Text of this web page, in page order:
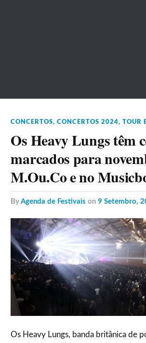
CONCERTOS,CONCERTOS 2024,TOUR
Os Heavy Lungs têm
marcados para
M.Ou.Co e no
byAgenda de Festivais on9 Setembro,
Os Heavy Lungs, banda britânica de